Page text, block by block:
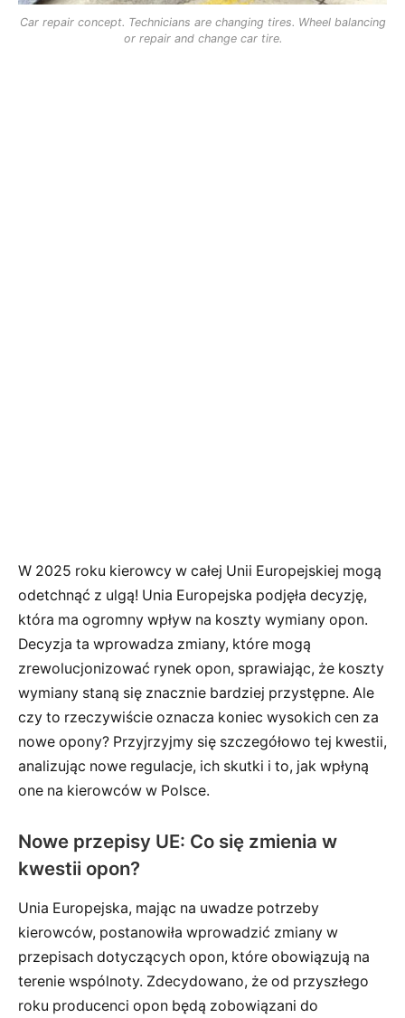
Car repair concept. Technicians are changing tires. Wheel balancing
or repair and change car tire.
W 2025 roku kierowcy w całej Unii Europejskiej mogą
odetchnąć z ulgą! Unia Europejska podjęła decyzję,
która ma ogromny wpływ na koszty wymiany opon.
Decyzja ta wprowadza zmiany, które mogą
zrewolucjonizować rynek opon, sprawiając, że koszty
wymiany staną się znacznie bardziej przystępne. Ale
czy to rzeczywiście oznacza koniec wysokich cen za
nowe opony? Przyjrzyjmy się szczegółowo tej kwestii,
analizując nowe regulacje, ich skutki i to, jak wpłyną
one na kierowców w Polsce.
Nowe przepisy UE: Co się zmienia w
kwestii opon?
Unia Europejska, mając na uwadze potrzeby
kierowców, postanowiła wprowadzić zmiany w
przepisach dotyczących opon, które obowiązują na
terenie wspólnoty. Zdecydowano, że od przyszłego
roku producenci opon będą zobowiązani do